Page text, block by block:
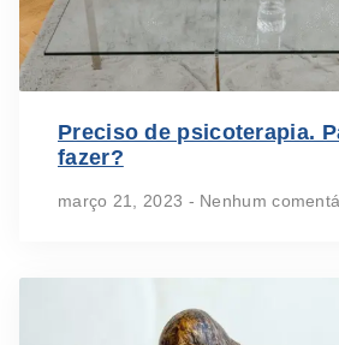
Preciso de psicoterapia.
fazer?
março 21, 2023 Nenhum